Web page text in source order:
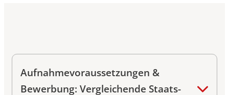
Aufnahmevoraussetzungen &
Bewerbung: Vergleichende Staats-